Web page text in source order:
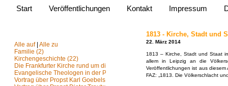
Start Veröffentlichungen Kontakt Impressum
Alle auf| Alle zu
Familie (2)
Kirchengeschichte (22)
Die Frankfurter Kirche rund um die Paulskirchenversammlung
Evangelische Theologen in der Paulskirchenversammlung und Frankfurter
Vortrag über Propst Karl Goebels
1813 - Kirche, Stadt und
22. März 2014
1813 – Kirche, Stadt und Staat
allem in Leipzig an die
Veröffentlichungen ist aus
FAZ: „1813. Die Völkerschlacht